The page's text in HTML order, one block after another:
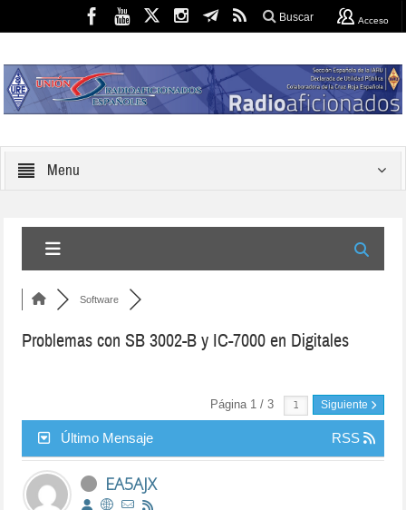
Buscar Acceso
Menu
Software
Problemas con SB 3002-B y IC-7000 en Digitales
Página 1 / 3 Siguiente
Último Mensaje RSS
EA5AJX